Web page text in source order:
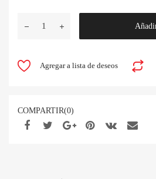
original
era:
precio
actual
es:
ONZAS
Agregar a lista de deseos
COMPARTIR(0)